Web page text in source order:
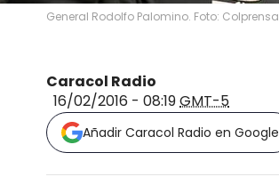
General Rodolfo Palomino. Foto: Colprensa
Caracol Radio
16/02/2016 - 08:19GMT-5
Añadir Caracol Radio en Google